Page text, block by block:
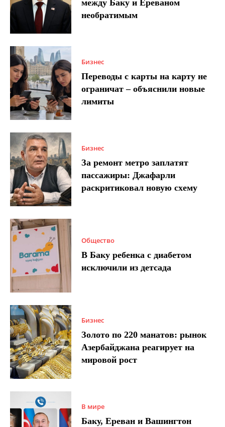
между Баку и Ереваном
необратимым
Бизнес
Переводы с карты на карту не
ограничат – объяснили новые
лимиты
Бизнес
За ремонт метро заплатят
пассажиры: Джафарли
раскритиковал новую схему
Общество
В Баку ребенка с диабетом
исключили из детсада
Бизнес
Золото по 220 манатов: рынок
Азербайджана реагирует на
мировой рост
В мире
Баку, Ереван и Вашингтон